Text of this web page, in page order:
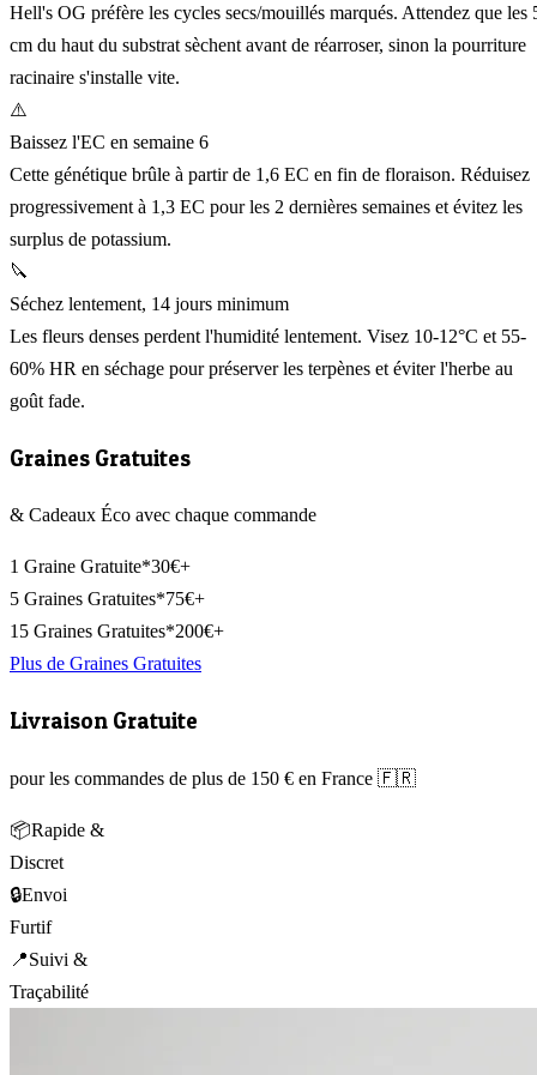
Hell's OG préfère les cycles secs/mouillés marqués. Attendez que les
cm du haut du substrat sèchent avant de réarroser, sinon la pourriture
racinaire s'installe vite.
⚠️
Baissez l'EC en semaine 6
Cette génétique brûle à partir de 1,6 EC en fin de floraison. Réduisez
progressivement à 1,3 EC pour les 2 dernières semaines et évitez les
surplus de potassium.
🔪
Séchez lentement, 14 jours minimum
Les fleurs denses perdent l'humidité lentement. Visez 10-12°C et 55-
60% HR en séchage pour préserver les terpènes et éviter l'herbe au
goût fade.
Graines Gratuites
& Cadeaux Éco avec chaque commande
1 Graine Gratuite*30€+
5 Graines Gratuites*75€+
15 Graines Gratuites*200€+
Plus de Graines Gratuites
Livraison Gratuite
pour les commandes de plus de 150 € en France 🇫🇷
📦Rapide &
Discret
🔒Envoi
Furtif
📍Suivi &
Traçabilité